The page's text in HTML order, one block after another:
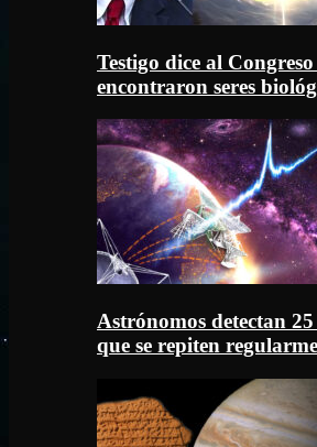
Testigo dice al
encontraron seres
Astrónomos detectan
que se repiten